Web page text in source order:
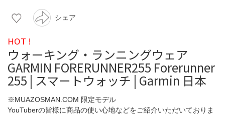
シェア
HOT !
ウォーキング・ランニングウェア
GARMIN FORERUNNER255 Forerunner
255 | スマートウォッチ | Garmin 日本
※MUAZOSMAN.COM 限定モデル
YouTuberの皆様に商品の使い心地などをご紹介いただいておりま